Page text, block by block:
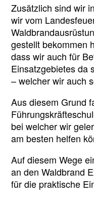
Zusätzlich sind wir
wir vom
gestellt bekommen
dass wir auch für
Einsatzgebietes da
– welcher wir auch
Aus diesem Grund
bei welcher wir
am besten helfen
Auf diesem Wege
an den Waldbrand
für die praktische